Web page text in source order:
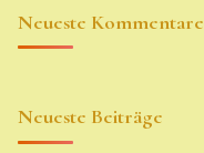
Neueste Kommentare
Neueste Beiträge